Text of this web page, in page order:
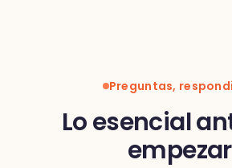
Preguntas,
Lo esencial
empezar